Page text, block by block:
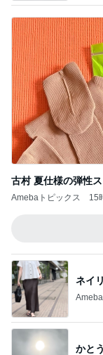
古村 夏仕様の弾性
Amebaトピックス 15
ネイ
かと